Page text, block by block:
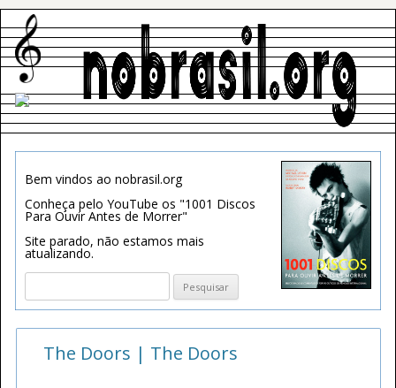
Bem vindos ao nobrasil.org
Conheça pelo YouTube os "1001 Discos
Para Ouvir Antes de Morrer"
Site parado, não estamos mais
atualizando.
Pesquisar
The Doors | The Doors